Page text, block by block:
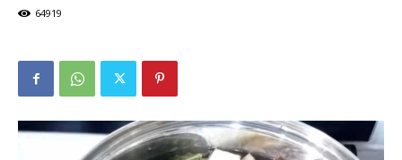
64919